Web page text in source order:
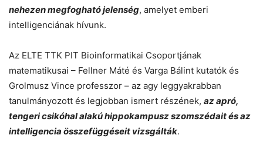
nehezen megfogható jelenség, amelyet emberi
intelligenciának hívunk.
Az ELTE TTK PIT Bioinformatikai Csoportjának
matematikusai – Fellner Máté és Varga Bálint kutatók és
Grolmusz Vince professzor – az agy leggyakrabban
tanulmányozott és legjobban ismert részének, az apró,
tengeri csikóhal alakú hippokampusz szomszédait és az
intelligencia összefüggéseit vizsgálták.